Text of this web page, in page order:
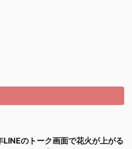
のトーク画面で花火が上がる